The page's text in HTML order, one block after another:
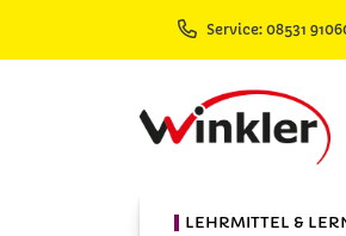
Service: 08531
LEHRMITTEL &